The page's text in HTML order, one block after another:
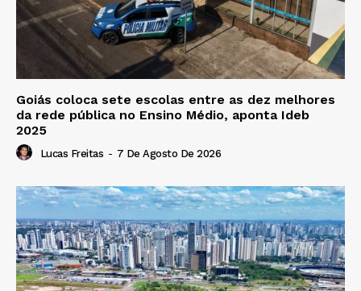
Goiás coloca sete escolas entre as dez melhores
da rede pública no Ensino Médio, aponta Ideb
2025
Lucas Freitas - 7 De Agosto De 2026